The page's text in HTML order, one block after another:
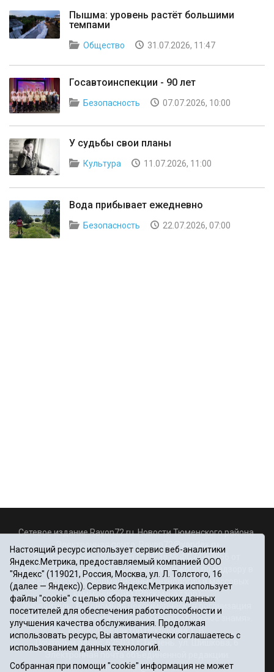
Пышма: уровень растёт большими
темпами
Общество 31.07.2026, 11:47
Госавтоинспекции - 90 лет
Безопасность 07.07.2026, 10:00
У судьбы свои планы
Культура 11.07.2026, 11:00
Вода прибывает ежедневно
Безопасность 22.07.2026, 07:00
Сетевое издание Rayon72.ru. Новости Тюменского района.
Rayon72@yandex.ru
Регистрационный номер СМИ Эл № ФС77-67956 от
06.12.2016г., выдано Федеральной службой по надзору в
сфере связи, информационных технологий и массовых
коммуникаций (Роскомнадзор)
Учредитель: Автономная некоммерческая организация
«Информационно-издательский центр «Красное знамя».
Главный редактор Некрасова Т. В.
Почтовый адрес: 625031 г.Тюмень. ул. Шишкова, 6
Электронная почта объединенной редакции:
krasnoeznam@rambler.ru
Настоящий ресурс использует сервис веб-аналитики
Яндекс.Метрика, предоставляемый компанией ООО
"Яндекс" (119021, Россия, Москва, ул. Л. Толстого, 16
(далее — Яндекс)). Сервис Яндекс.Метрика использует
файлы "cookie" с целью сбора технических данных
посетителей для обеспечения работоспособности и
улучшения качества обслуживания. Продолжая
использовать ресурс, Вы автоматически соглашаетесь с
использованием данных технологий.
Собранная при помощи "cookie" информация не может